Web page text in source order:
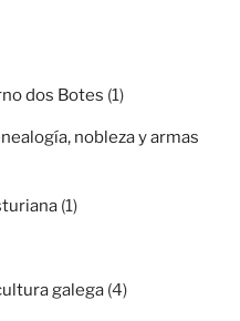
dos Botes (1)
nobleza y armas
(1)
galega (4)